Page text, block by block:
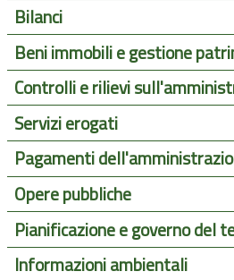
Bilanci
Beni immobili e gestione
Controlli e rilievi
Servizi erogati
Pagamenti
Opere pubbliche
Pianificazione e governo del
Informazioni ambientali